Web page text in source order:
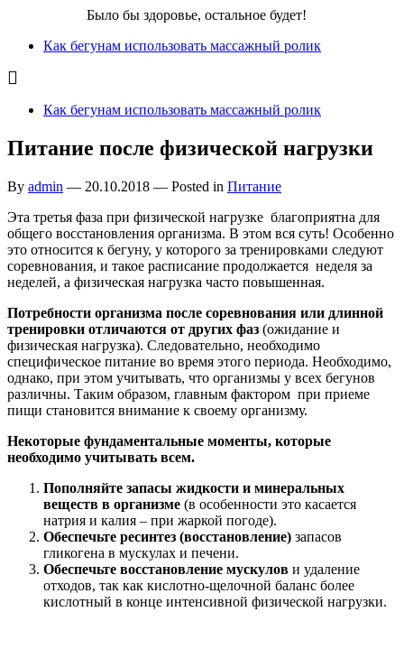
Было бы здоровье, остальное будет!
Как бегунам использовать массажный ролик
Как бегунам использовать массажный ролик
Питание после физической нагрузки
By admin — 20.10.2018 — Posted in Питание
Эта третья фаза при физической нагрузке благоприятна для
общего восстановления организма. В этом вся суть! Особенно
это относится к бегуну, у которого за тренировками следуют
соревнования, и такое расписание продолжается неделя за
неделей, а физическая нагрузка часто повышенная.
Потребности организма после соревнования или длинной
тренировки отличаются от других фаз (ожидание и
физическая нагрузка). Следовательно, необходимо
специфическое питание во время этого периода. Необходимо,
однако, при этом учитывать, что организмы у всех бегунов
различны. Таким образом, главным фактором при приеме
пищи становится внимание к своему организму.
Некоторые фундаментальные моменты, которые
необходимо учитывать всем.
Пополняйте запасы жидкости и минеральных
веществ в организме (в особенности это касается
натрия и калия – при жаркой погоде).
Обеспечьте ресинтез (восстановление) запасов
гликогена в мускулах и печени.
Обеспечьте восстановление мускулов и удаление
отходов, так как кислотно-щелочной баланс более
кислотный в конце интенсивной физической нагрузки.